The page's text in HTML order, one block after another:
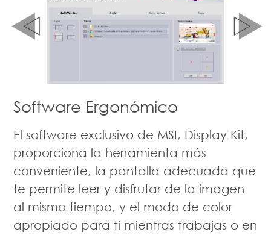
Software Ergonómico
El software exclusivo de MSI, Display Kit,
proporciona la herramienta más
conveniente, la pantalla adecuada que
te permite leer y disfrutar de la imagen
al mismo tiempo, y el modo de color
apropiado para ti mientras trabajas o en